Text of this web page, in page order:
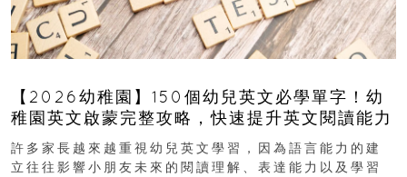
【2026幼稚園】150個幼兒英文必學單字！幼
稚園英文啟蒙完整攻略，快速提升英文閱讀能力
許多家長越來越重視幼兒英文學習，因為語言能力的建
立往往影響小朋友未來的閱讀理解、表達能力以及學習